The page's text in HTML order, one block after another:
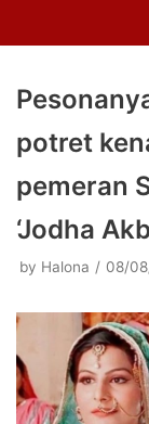
potret
pemeran
‘Jodha
by Halona 08/